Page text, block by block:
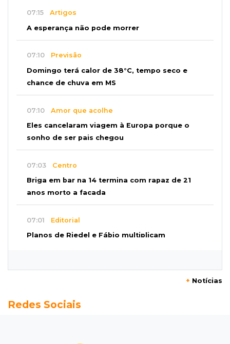
07:15 Artigos
A esperança não pode morrer
07:10 Previsão
Domingo terá calor de 38°C, tempo seco e
chance de chuva em MS
07:10 Amor que acolhe
Eles cancelaram viagem à Europa porque o
sonho de ser pais chegou
07:03 Centro
Briga em bar na 14 termina com rapaz de 21
anos morto a facada
07:01 Editorial
Planos de Riedel e Fábio multiplicam
homenagem aos pais
+ Notícias
Redes Sociais